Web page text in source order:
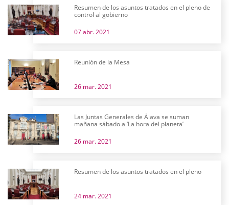
Resumen de los asuntos tratados en el pleno de
control al gobierno
07 abr. 2021
Reunión de la Mesa
26 mar. 2021
Las Juntas Generales de Álava se suman
mañana sábado a ‘La hora del planeta’
26 mar. 2021
Resumen de los asuntos tratados en el pleno
24 mar. 2021